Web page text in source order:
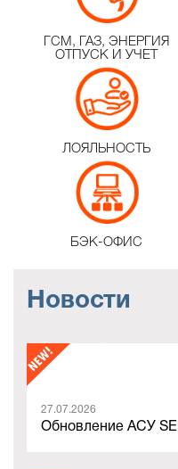
ГСМ, ГАЗ, ЭНЕРГИЯ
ОТПУСК И УЧЕТ
ЛОЯЛЬНОСТЬ
БЭК-ОФИС
Новости
27.07.2026
Обновление АСУ